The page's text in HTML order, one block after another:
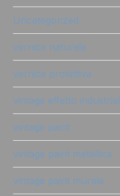
Uncategorized
vernice naturale
vernice protettiva
vintage effetto industrial
vintage paint
vintage paint metallica
vintage paint murale